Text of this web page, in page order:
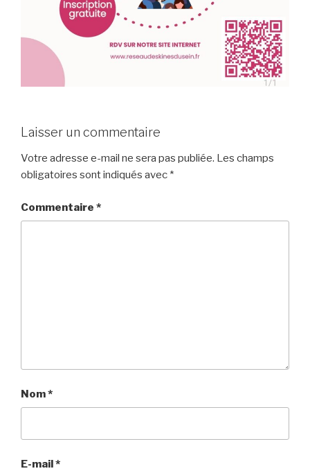
Laisser un commentaire
Votre adresse e-mail ne sera pas publiée. Les champs
obligatoires sont indiqués avec *
Commentaire *
Nom*
E-mail*